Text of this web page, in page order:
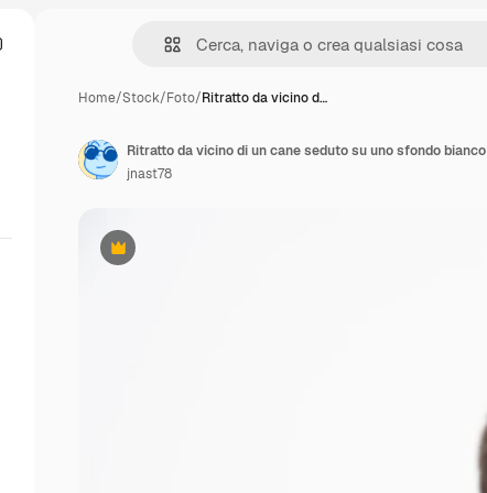
Home/Stock/Foto/Ritratto da vicino d…
Premium
Ritratto da vicino di un cane seduto su uno sfondo bianco
jnast78